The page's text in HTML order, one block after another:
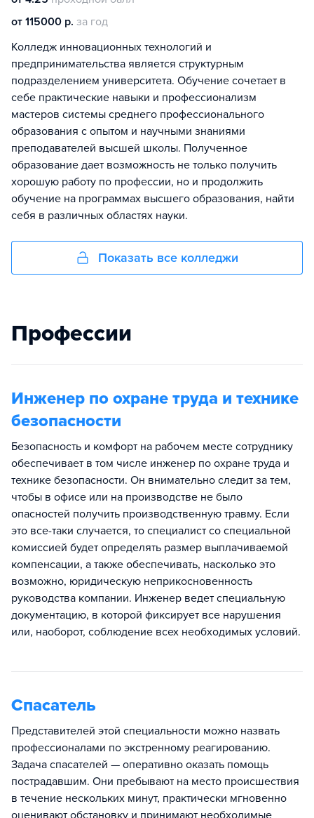
от 115000 р. за год
Колледж инновационных технологий и
предпринимательства является структурным
подразделением университета. Обучение сочетает в
себе практические навыки и профессионализм
мастеров системы среднего профессионального
образования с опытом и научными знаниями
преподавателей высшей школы. Полученное
образование дает возможность не только получить
хорошую работу по профессии, но и продолжить
обучение на программах высшего образования, найти
себя в различных областях науки.
Показать все колледжи
Профессии
Инженер по охране труда и технике
безопасности
Безопасность и комфорт на рабочем месте сотруднику
обеспечивает в том числе инженер по охране труда и
технике безопасности. Он внимательно следит за тем,
чтобы в офисе или на производстве не было
опасностей получить производственную травму. Если
это все-таки случается, то специалист со специальной
комиссией будет определять размер выплачиваемой
компенсации, а также обеспечивать, насколько это
возможно, юридическую неприкосновенность
руководства компании. Инженер ведет специальную
документацию, в которой фиксирует все нарушения
или, наоборот, соблюдение всех необходимых условий.
Спасатель
Представителей этой специальности можно назвать
профессионалами по экстренному реагированию.
Задача спасателей — оперативно оказать помощь
пострадавшим. Они пребывают на место происшествия
в течение нескольких минут, практически мгновенно
оценивают обстановку и принимают необходимые